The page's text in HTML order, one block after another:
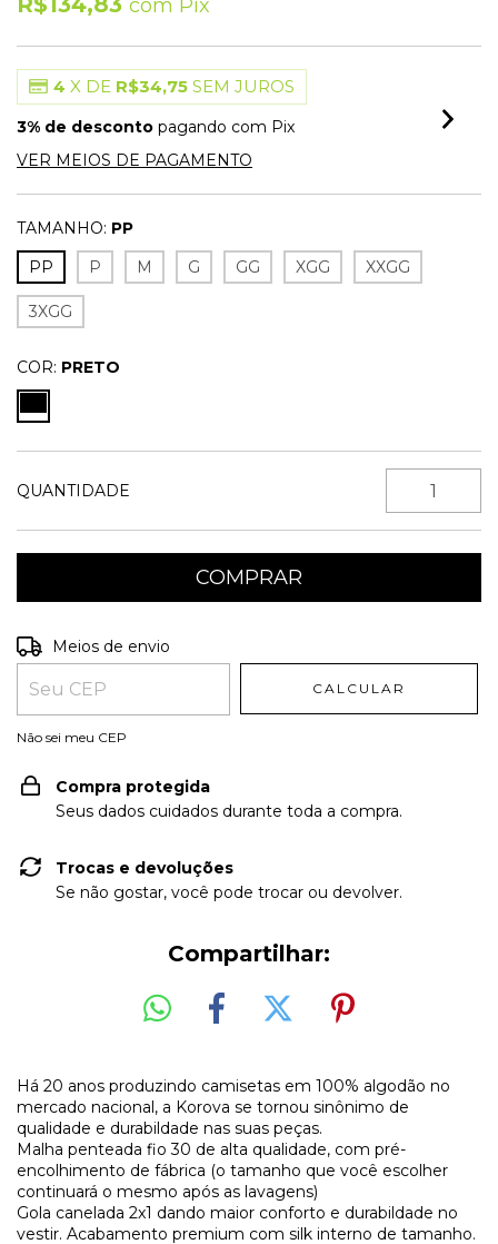
com Pix
4 X DE R$34,75 SEM JUROS
3% de desconto pagando com Pix
VER MEIOS DE PAGAMENTO
TAMANHO: PP
PP
P M G GG XGG XXGG
3XGG
COR: PRETO
QUANTIDADE
Entregas para o CEP:
Meios de envio
CALCULAR
Não sei meu CEP
Compra protegida
Seus dados cuidados durante toda a compra.
Trocas e devoluções
Se não gostar, você pode trocar ou devolver.
Compartilhar:
Há 20 anos produzindo camisetas em 100% algodão no
mercado nacional, a Korova se tornou sinônimo de
qualidade e durabildade nas suas peças.
Malha penteada fio 30 de alta qualidade, com pré-
encolhimento de fábrica (o tamanho que você escolher
continuará o mesmo após as lavagens)
Gola canelada 2x1 dando maior conforto e durabildade no
vestir. Acabamento premium com silk interno de tamanho.